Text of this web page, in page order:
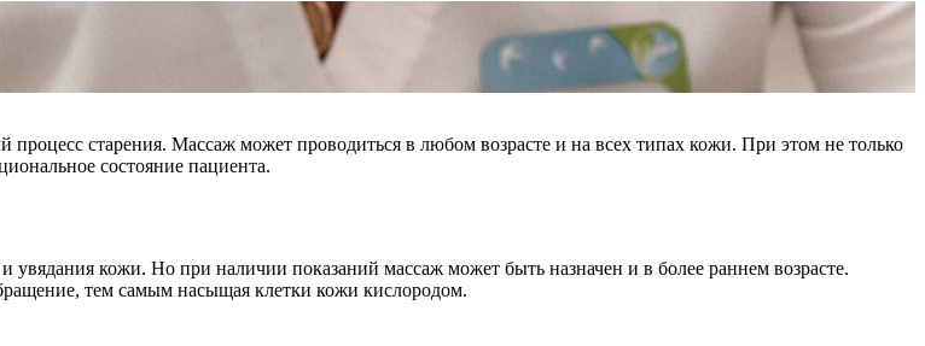
старения. Массаж может проводиться в любом возрасте и на всех типах кожи. При этом не только
состояние пациента.
кожи. Но при наличии показаний массаж может быть назначен и в более раннем возрасте.
тем самым насыщая клетки кожи кислородом.